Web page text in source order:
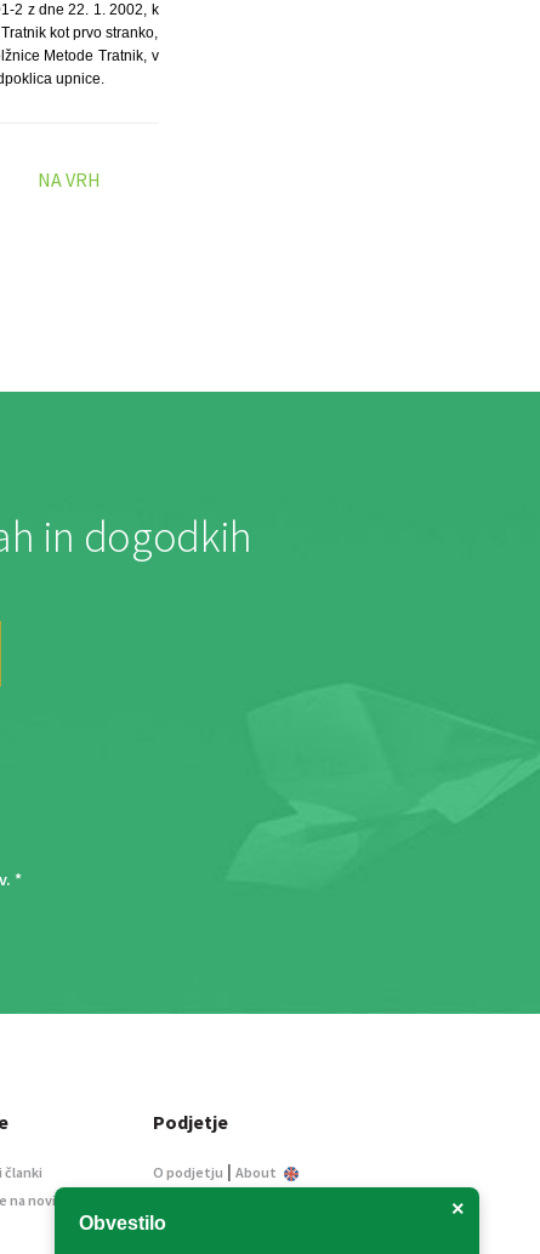
2 z dne 22. 1. 2002, k
kot prvo stranko,
Metode Tratnik, v
upnice.
NA VRH
in dogodkih
. *
×
Obvestilo
članki
na novice
Podjetje
O podjetju | About
Informacije javnega